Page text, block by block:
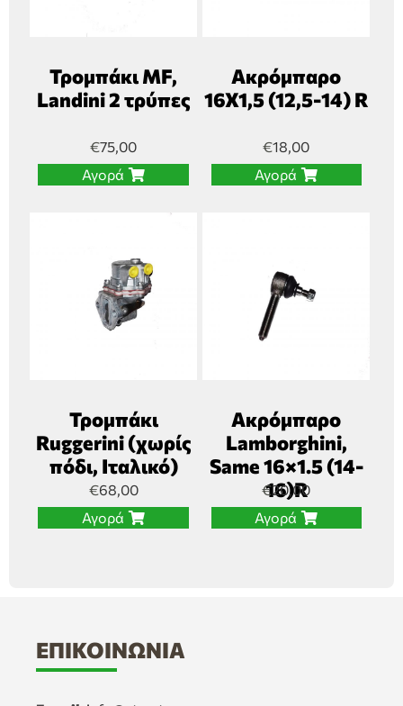
Τρομπάκι MF,
Landini 2 τρύπες
€75,00
Αγορά
Ακρόμπαρο
16Χ1,5 (12,5-14) R
€18,00
Αγορά
Τρομπάκι
Ruggerini (χωρίς
πόδι, Ιταλικό)
€68,00
Αγορά
Ακρόμπαρο
Lamborghini,
Same 16×1.5 (14-
16)R
€20,00
Αγορά
ΕΠΙΚΟΙΝΩΝΊΑ